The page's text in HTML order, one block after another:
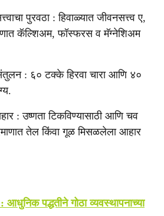
पुरवठा : हिवाळ्यात जीवनसत्त्व ए,
कॅल्शिअम, फॉस्फरस व मॅग्नेशिअम
संतुलन : ६० टक्के हिरवा चारा आणि ४०
: उष्णता टिकविण्यासाठी आणि चव
तेल किंवा गूळ मिसळलेला आहार
पद्धतीने गोठा व्यवस्थापनाच्या